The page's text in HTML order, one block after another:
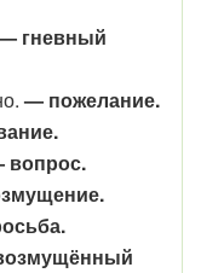
гневный
— пожелание.